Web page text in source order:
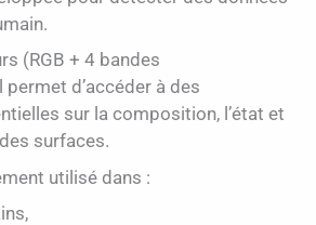
(RGB + 4 bandes
d’accéder à des
sur la composition, l’état et
surfaces.
utilisé dans :